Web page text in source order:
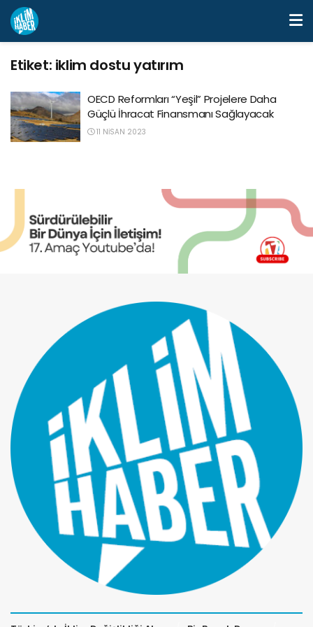
Etiket: iklim dostu yatırım
OECD Reformları “Yeşil” Projelere Daha
Güçlü İhracat Finansmanı Sağlayacak
11 NISAN 2023